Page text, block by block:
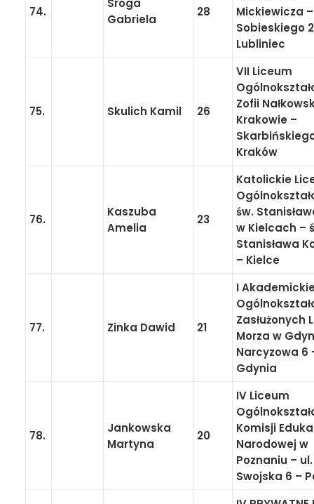
74.
Sroga
Gabriela
28
Mickiewicza –
Sobieskiego
Lubliniec
75. Skulich Kamil 26
VII Liceum
Zofii
Krakowie –
Kraków
76.
Kaszuba
Amelia
23
Katolickie
św.
w Kielcach –
Stanisława
– Kielce
77. Zinka Dawid 21
I
Zasłużonych
Morza w
Narcyzowa 6
Gdynia
78.
Jankowska
Martyna
20
IV Liceum
Komisji
Narodowej w
Poznaniu – ul.
Swojska 6 –